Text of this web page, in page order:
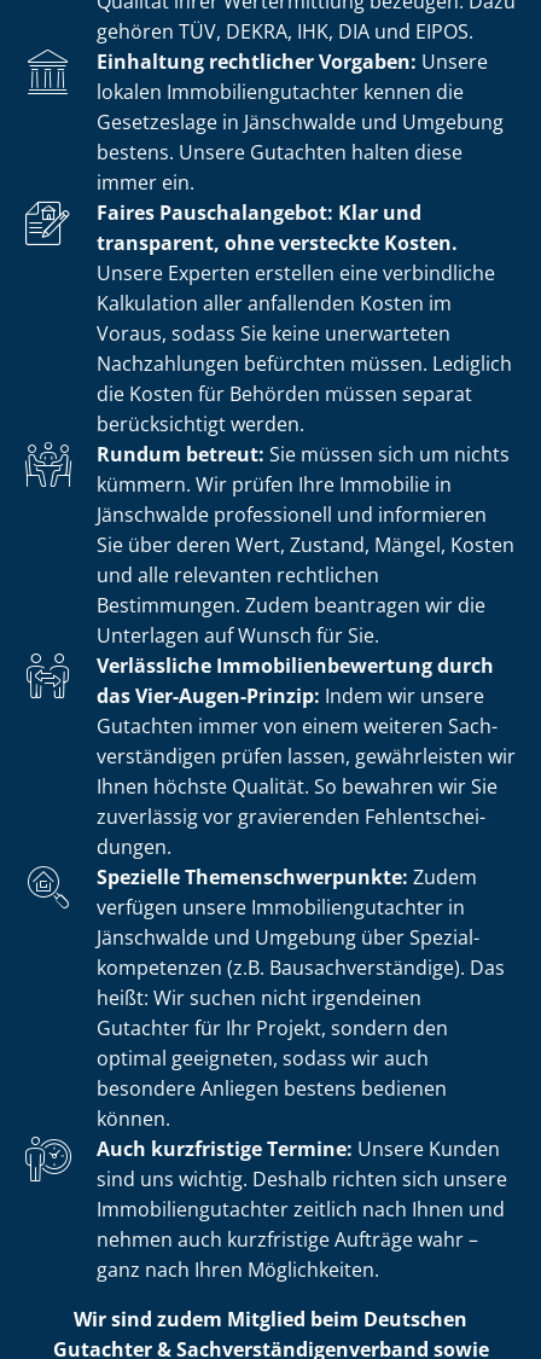
gehören TÜV, DEKRA, IHK, DIA und EIPOS.
Einhaltung rechtlicher Vorgaben: Unsere
lokalen Im­mo­bi­li­en­gut­ach­ter kennen die
Gesetzeslage in Jänschwalde und Umgebung
bestens. Unsere Gutachten halten diese
immer ein.
Faires Pauschalangebot: Klar und
transparent, ohne versteckte Kosten.
Unsere Experten erstellen eine verbindliche
Kalkulation aller anfallenden Kosten im
Voraus, sodass Sie keine unerwarteten
Nachzahlungen befürchten müssen. Lediglich
die Kosten für Behörden müssen separat
berücksichtigt werden.
Rundum betreut: Sie müssen sich um nichts
kümmern. Wir prüfen Ihre Immobilie in
Jänschwalde professionell und informieren
Sie über deren Wert, Zustand, Mängel, Kosten
und alle relevanten rechtlichen
Bestimmungen. Zudem beantragen wir die
Unterlagen auf Wunsch für Sie.
Verlässliche Im­mo­bi­li­en­be­wer­tung durch
das Vier-Augen-Prinzip: Indem wir unsere
Gutachten immer von einem weiteren Sach­
ver­stän­di­gen prüfen lassen, gewährleisten wir
Ihnen höchste Qualität. So bewahren wir Sie
zuverlässig vor gravierenden Fehl­ent­schei­
dun­gen.
Spezielle The­men­schwer­punk­te: Zudem
verfügen unsere Im­mo­bi­li­en­gut­ach­ter in
Jänschwalde und Umgebung über Spe­zi­al­
kom­pe­ten­zen (z.B. Bau­sach­ver­stän­di­ge). Das
heißt: Wir suchen nicht irgendeinen
Gutachter für Ihr Projekt, sondern den
optimal geeigneten, sodass wir auch
besondere Anliegen bestens bedienen
können.
Auch kurzfristige Termine: Unsere Kunden
sind uns wichtig. Deshalb richten sich unsere
Im­mo­bi­li­en­gut­ach­ter zeitlich nach Ihnen und
nehmen auch kurzfristige Aufträge wahr –
ganz nach Ihren Möglichkeiten.
Wir sind zudem Mitglied beim Deutschen
Gutachter & Sach­ver­stän­di­gen­ver­band sowie